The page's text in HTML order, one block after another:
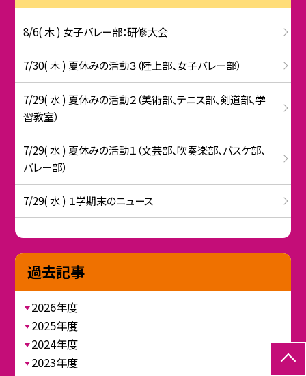
8/6( 木 ) 女子バレー部：研修大会
7/30( 木 ) 夏休みの活動３（陸上部、女子バレー部）
7/29( 水 ) 夏休みの活動２（美術部、テニス部、剣道部、学
習教室）
7/29( 水 ) 夏休みの活動１（文芸部、吹奏楽部、バスケ部、
バレー部）
7/29( 水 ) １学期末のニュース
過去記事
2026年度
2025年度
2024年度
2023年度